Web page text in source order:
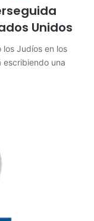
Unidos
los Judíos en los
escribiendo una